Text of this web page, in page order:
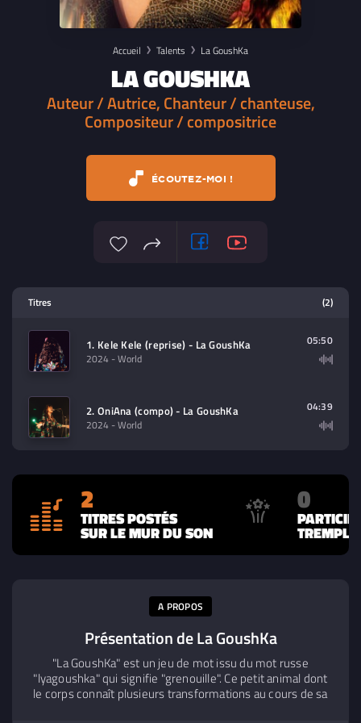
Accueil Talents La GoushKa
LA GOUSHKA
Auteur / Autrice, Chanteur / chanteuse,
Compositeur / compositrice
ÉCOUTEZ-MOI !
contenu à lire (audio/video)
Titres (2)
1. Kele Kele (reprise) - La GoushKa
2024 - World
05:50
2. OniAna (compo) - La GoushKa
2024 - World
04:39
2
TITRES POSTÉS
SUR LE MUR DU SON
0
A PROPOS
Présentation de La GoushKa
"La GoushKa" est un jeu de mot issu du mot russe
"lyagoushka" qui signifie "grenouille". Ce petit animal dont
le corps connaît plusieurs transformations au cours de sa